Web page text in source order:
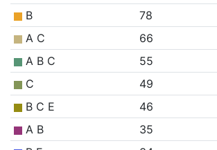
B
78
A C
66
A B C
55
C
49
B C E
46
A B
35